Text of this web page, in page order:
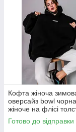
Кофта жіноча
оверсайз bowl чорна
жіноче на флісі
тепла
Готово до відправки